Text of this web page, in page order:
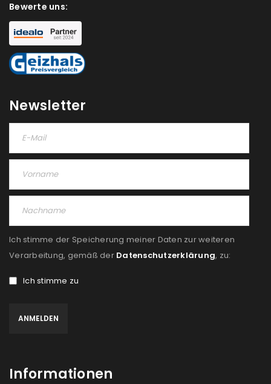
Bewerte uns:
Newsletter
Ich stimme der Speicherung meiner Daten zur weiteren
Verarbeitung, gemäß der Datenschutzerklärung, zu:
Ich stimme zu
Informationen